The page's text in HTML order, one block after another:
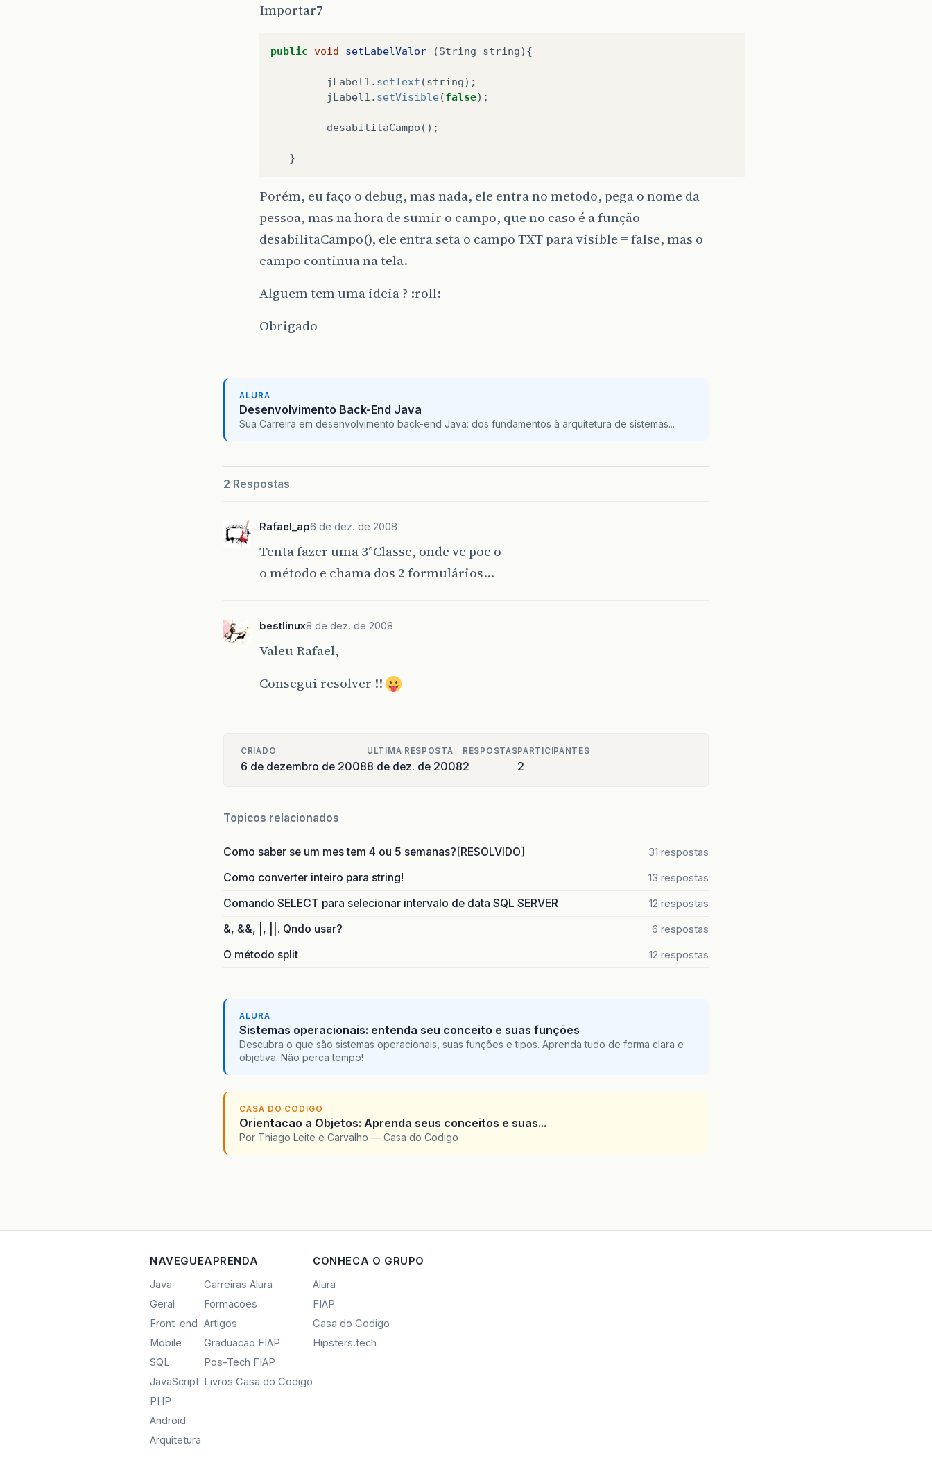
Importar7
public void setLabelValor (String string){
jLabel1 . setText (string);
jLabel1 . setVisible(false);
desabilitaCampo ();
}
Porém, eu faço o debug, mas nada, ele entra no metodo, pega o nome da
pessoa, mas na hora de sumir o campo, que no caso é a função
desabilitaCampo(), ele entra seta o campo TXT para visible = false, mas o
campo continua na tela.
Alguem tem uma ideia ? :roll:
Obrigado
ALURA
Desenvolvimento Back-End Java
Sua Carreira em desenvolvimento back-end Java: dos fundamentos à arquitetura de sistemas...
2 Respostas
Rafael_ap6 de dez. de 2008
Tenta fazer uma 3°Classe, onde vc poe o
o método e chama dos 2 formulários…
bestlinux8 de dez. de 2008
Valeu Rafael,
Consegui resolver !!
CRIADO
6 de dezembro de 2008
ULTIMA RESPOSTA
8 de dez. de 2008
RESPOSTAS
2
PARTICIPANTES
2
Topicos relacionados
Como saber se um mes tem 4 ou 5 semanas?[RESOLVIDO] 31 respostas
Como converter inteiro para string! 13 respostas
Comando SELECT para selecionar intervalo de data SQL SERVER 12 respostas
&, &&, |, ||. Qndo usar? 6 respostas
O método split 12 respostas
ALURA
Sistemas operacionais: entenda seu conceito e suas funções
Descubra o que são sistemas operacionais, suas funções e tipos. Aprenda tudo de forma clara e
objetiva. Não perca tempo!
CASA DO CODIGO
Orientacao a Objetos: Aprenda seus conceitos e suas...
Por Thiago Leite e Carvalho — Casa do Codigo
NAVEGUE
Java
Geral
Front-end
Mobile
SQL
JavaScript
PHP
Android
Arquitetura
APRENDA
Carreiras Alura
Formacoes
Artigos
Graduacao FIAP
Pos-Tech FIAP
Livros Casa do Codigo
CONHECA O GRUPO
Alura
FIAP
Casa do Codigo
Hipsters.tech